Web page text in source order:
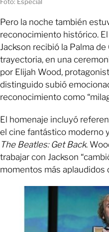
Pero la noche también
reconocimiento histórico.
Jackson recibió la Palma
trayectoria, en una
por Elijah Wood,
distinguido subió
reconocimiento como
El homenaje incluyó
el cine fantástico moderno
The Beatles: Get Back.
trabajar con Jackson
momentos más aplaudidos